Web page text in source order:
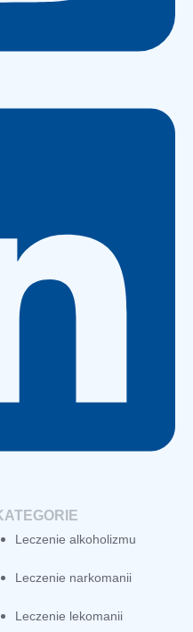
Leczenie alkoholizmu
Leczenie narkomanii
Leczenie lekomanii